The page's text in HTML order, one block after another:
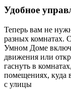
Удобное
Теперь вам не
разных комнатах.
Умном Доме
движения или
гаснуть в
помещениях, куда
с улицы